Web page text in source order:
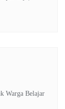
Warga Belajar